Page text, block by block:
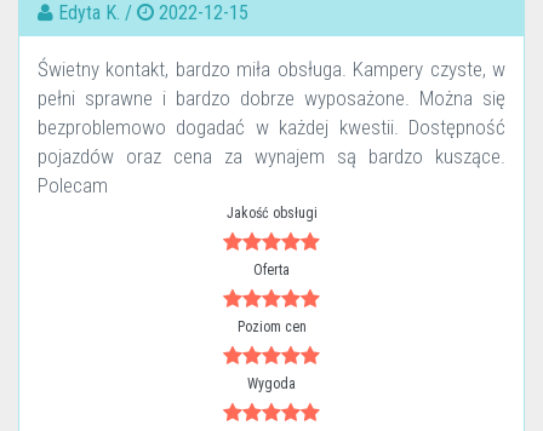
Edyta K. / 2022-12-15
Świetny kontakt, bardzo miła obsługa. Kampery czyste, w
pełni sprawne i bardzo dobrze wyposażone. Można się
bezproblemowo dogadać w każdej kwestii. Dostępność
pojazdów oraz cena za wynajem są bardzo kuszące.
Polecam
Jakość obsługi
Oferta
Poziom cen
Wygoda